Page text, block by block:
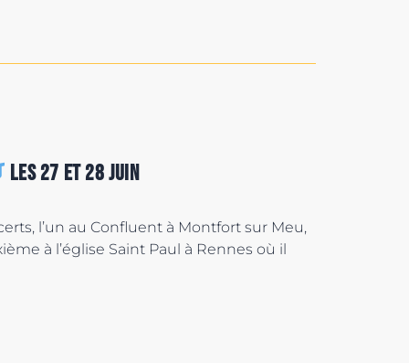
les 27 et 28 juin
l’un au Confluent à Montfort sur Meu,
à l’église Saint Paul à Rennes où il